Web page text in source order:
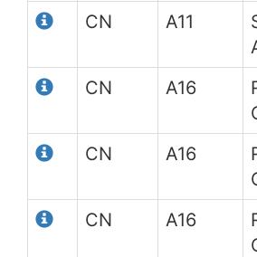
CN
A11
CN
A16
CN
A16
CN
A16